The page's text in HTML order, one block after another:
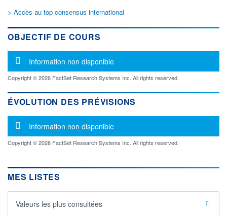
16h15 16h39 17h03
0,0000 0,4337
0,4403 0,0000
VOLUME
48 596
CAPITAL ÉCHANGÉ
0,05%
62 MCAD
BAISSE
0,0000
HAUSSE
> Accès au top consensus international
OBJECTIF DE COURS
Message d'information
Information non disponible
Copyright © 2026 FactSet Research Systems Inc. All rights reserved.
ÉVOLUTION DES PRÉVISIONS
Message d'information
Information non disponible
Copyright © 2026 FactSet Research Systems Inc. All rights reserved.
MES LISTES
Valeurs les plus consultées